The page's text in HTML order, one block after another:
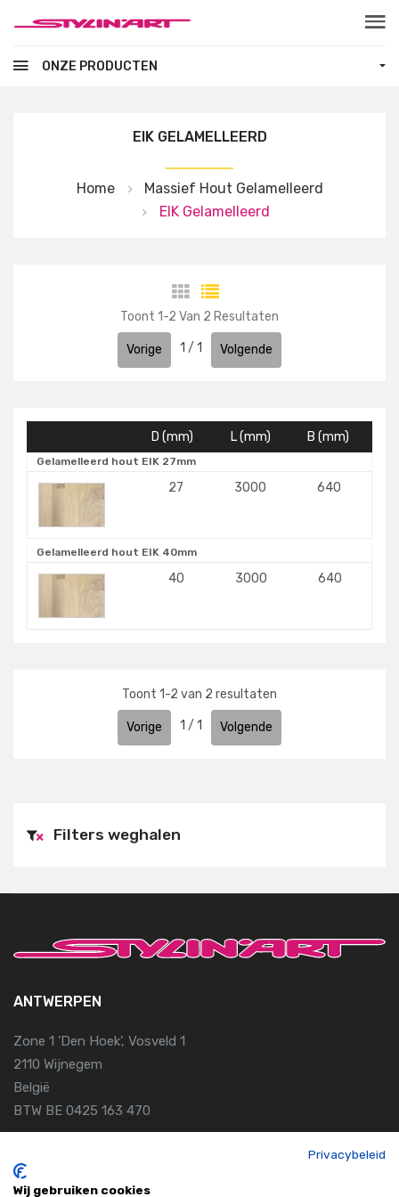
ONZE PRODUCTEN
EIK GELAMELLEERD
Home
Massief Hout Gelamelleerd
EIK Gelamelleerd
× Filters weghalen
Toont 1-2 Van 2 Resultaten
Vorige 1 / 1 Volgende
D (mm) L (mm) B (mm)
Gelamelleerd hout EIK 27mm
27 3000 640
Gelamelleerd hout EIK 40mm
40 3000 640
Toont 1-2 van 2 resultaten
Vorige 1 / 1 Volgende
ANTWERPEN
Zone 1 'Den Hoek', Vosveld 1
2110 Wijnegem
België
BTW BE 0425 163 470
GENT Privacybeleid
Wij gebruiken cookies